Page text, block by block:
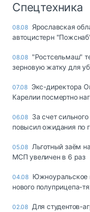
Спецтехника
08.08 Ярославская
автоцистерн
08.08 "Ростсельмаш"
зерновую жатку для
07.08 Экс-директора
Карелии посмертно
06.08 За счет
повысил ожидания по
05.08 Льготный заём
МСП увеличен в 6 раз
04.08 Южноуральское
нового полуприцепа-
02.08 Для студентов-